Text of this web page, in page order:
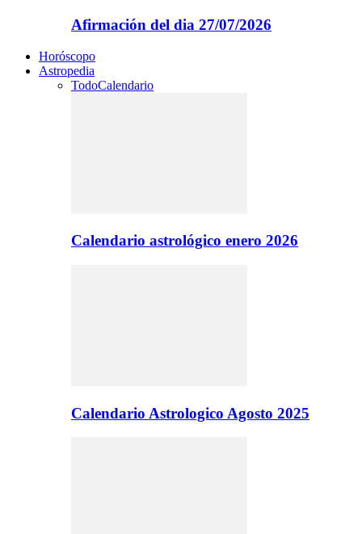
Afirmación del dia 27/07/2026
Horóscopo
Astropedia
TodoCalendario
Calendario astrológico enero 2026
Calendario Astrologico Agosto 2025